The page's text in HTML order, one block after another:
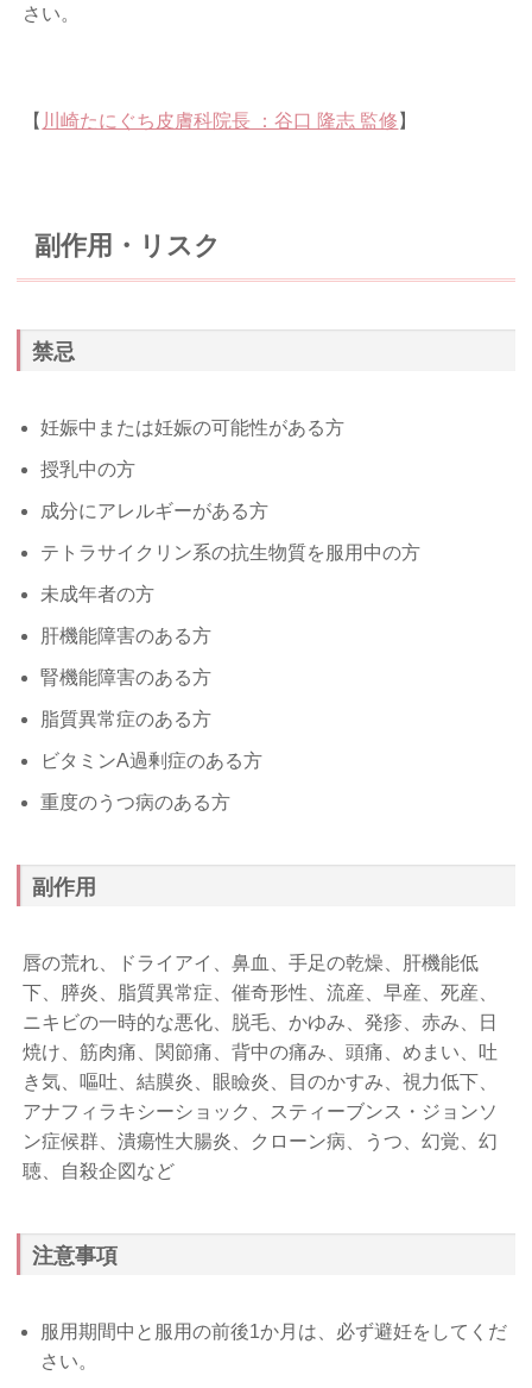
さい。
【 川崎たにぐち皮膚科院長 ：谷口 隆志 監修 】
副作用・リスク
禁忌
妊娠中または妊娠の可能性がある方
授乳中の方
成分にアレルギーがある方
テトラサイクリン系の抗生物質を服用中の方
未成年者の方
肝機能障害のある方
腎機能障害のある方
脂質異常症のある方
ビタミンA過剰症のある方
重度のうつ病のある方
副作用
唇の荒れ、ドライアイ、鼻血、手足の乾燥、肝機能低
下、膵炎、脂質異常症、催奇形性、流産、早産、死産、
ニキビの一時的な悪化、脱毛、かゆみ、発疹、赤み、日
焼け、筋肉痛、関節痛、背中の痛み、頭痛、めまい、吐
き気、嘔吐、結膜炎、眼瞼炎、目のかすみ、視力低下、
アナフィラキシーショック、スティーブンス・ジョンソ
ン症候群、潰瘍性大腸炎、クローン病、うつ、幻覚、幻
聴、自殺企図など
注意事項
服用期間中と服用の前後1か月は、必ず避妊をしてくだ
さい。